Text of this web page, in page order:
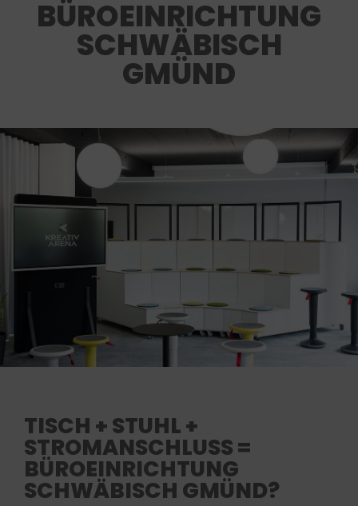
BÜROEINRICHTUNG
SCHWÄBISCH
GMÜND
TISCH + STUHL +
STROMANSCHLUSS =
BÜROEINRICHTUNG
SCHWÄBISCH GMÜND?